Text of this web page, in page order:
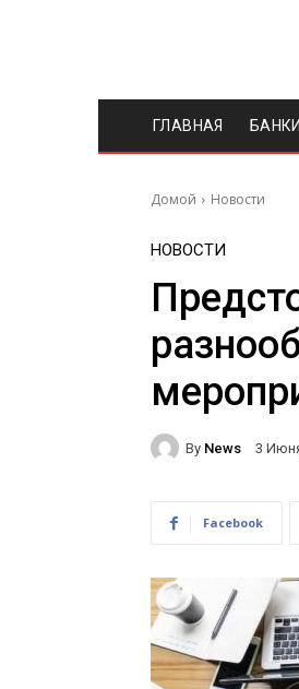
ГЛАВНАЯ БАНКИ
Домой Новости
НОВОСТИ
By News 3
Facebook